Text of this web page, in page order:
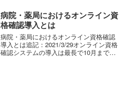
病院・薬局におけるオンライン資
格確認導入とは
病院・薬局におけるオンライン資格確認
導入とは追記：2021/3/29オンライン資格
確認システムの導入は最長で10月まで延